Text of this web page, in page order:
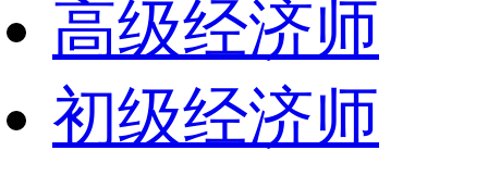
高级经济师
初级经济师